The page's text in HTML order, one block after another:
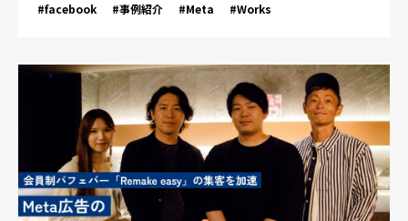
#facebook
#事例紹介 #Meta #Works